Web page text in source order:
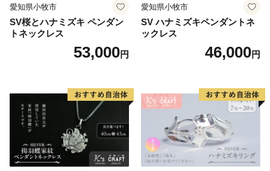
愛知県小牧市
SV桜とハナミズキ ペンダン
トネックレス
53,000円
愛知県小牧市
SV ハナミズキペンダントネ
ックレス
46,000円